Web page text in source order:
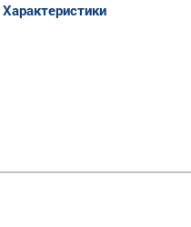
Характеристики